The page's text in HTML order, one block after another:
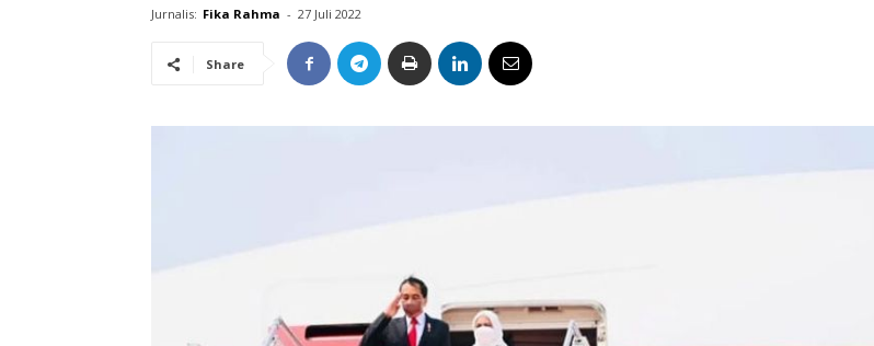
Jurnalis: Fika Rahma - 27 Juli 2022
Share